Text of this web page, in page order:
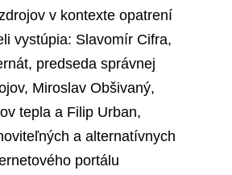
v kontexte opatrení
vystúpia: Slavomír Cifra,
predseda správnej
Miroslav Obšivaný,
tepla a Filip Urban,
a alternatívnych
portálu